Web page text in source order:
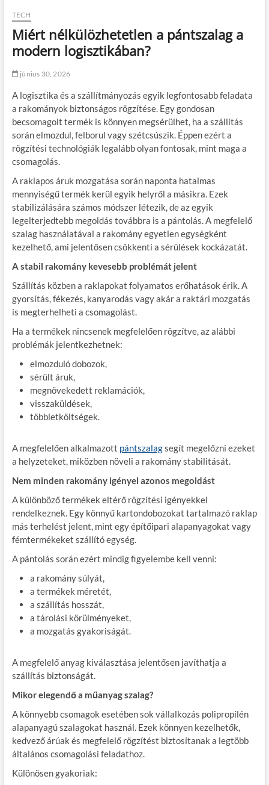
TECH
Miért nélkülözhetetlen a pántszalag a
modern logisztikában?
június 30, 2026
A logisztika és a szállítmányozás egyik legfontosabb feladata
a rakományok biztonságos rögzítése. Egy gondosan
becsomagolt termék is könnyen megsérülhet, ha a szállítás
során elmozdul, felborul vagy szétcsúszik. Éppen ezért a
rögzítési technológiák legalább olyan fontosak, mint maga a
csomagolás.
A raklapos áruk mozgatása során naponta hatalmas
mennyiségű termék kerül egyik helyről a másikra. Ezek
stabilizálására számos módszer létezik, de az egyik
legelterjedtebb megoldás továbbra is a pántolás. A megfelelő
szalag használatával a rakomány egyetlen egységként
kezelhető, ami jelentősen csökkenti a sérülések kockázatát.
A stabil rakomány kevesebb problémát jelent
Szállítás közben a raklapokat folyamatos erőhatások érik. A
gyorsítás, fékezés, kanyarodás vagy akár a raktári mozgatás
is megterhelheti a csomagolást.
Ha a termékek nincsenek megfelelően rögzítve, az alábbi
problémák jelentkezhetnek:
elmozduló dobozok,
sérült áruk,
megnövekedett reklamációk,
visszaküldések,
többletköltségek.
A megfelelően alkalmazott pántszalagsegít megelőzni ezeket
a helyzeteket, miközben növeli a rakomány stabilitását.
Nem minden rakomány igényel azonos megoldást
A különböző termékek eltérő rögzítési igényekkel
rendelkeznek. Egy könnyű kartondobozokat tartalmazó raklap
más terhelést jelent, mint egy építőipari alapanyagokat vagy
fémtermékeket szállító egység.
A pántolás során ezért mindig figyelembe kell venni:
a rakomány súlyát,
a termékek méretét,
a szállítás hosszát,
a tárolási körülményeket,
a mozgatás gyakoriságát.
A megfelelő anyag kiválasztása jelentősen javíthatja a
szállítás biztonságát.
Mikor elegendő a műanyag szalag?
A könnyebb csomagok esetében sok vállalkozás polipropilén
alapanyagú szalagokat használ. Ezek könnyen kezelhetők,
kedvező árúak és megfelelő rögzítést biztosítanak a legtöbb
általános csomagolási feladathoz.
Különösen gyakoriak: